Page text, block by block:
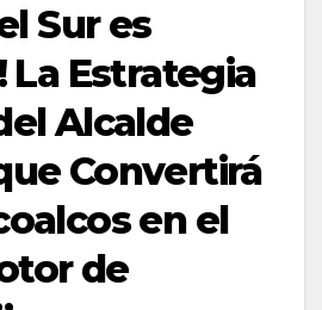
Sur es
La Estrategia
Alcalde
Convertirá
en el
de